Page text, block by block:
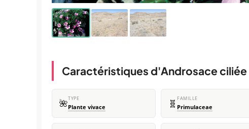
Caractéristiques d'Androsace ciliée
🌺TYPE
Plante vivace 🧬 FAMILLE
Primulaceae